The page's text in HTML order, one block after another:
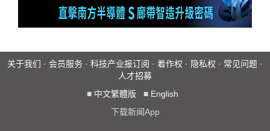
关于我们 · 会员服务 · 科技产业报订阅 · 着作权 · 隐私权 · 常见问题 ·
人才招募
■ 中文繁體版 ■ English
下载新闻App